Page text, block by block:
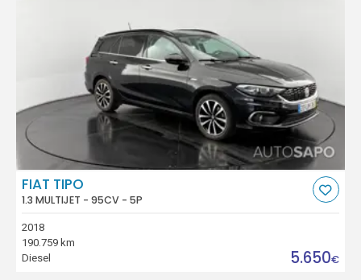
FIAT TIPO
1.3 MULTIJET - 95CV - 5P
2018
190.759 km
Diesel
5.650€